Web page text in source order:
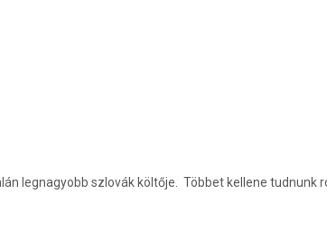
legnagyobb szlovák költője. Többet kellene